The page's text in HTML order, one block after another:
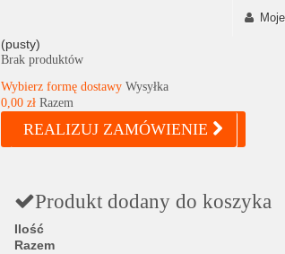
(pusty)
Brak produktów
Wybierz formę dostawy Wysyłka
0,00 zł Razem
REALIZUJ ZAMÓWIENIE
Produkt dodany do koszyka
Ilość
Razem